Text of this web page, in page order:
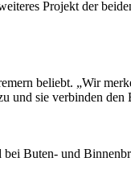
Projekt der
beliebt. „Wir
und sie verbinden
Buten- und